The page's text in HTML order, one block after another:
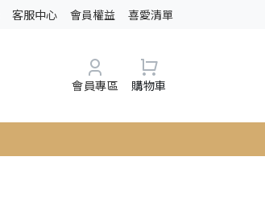
客服中心 會員權益 喜愛清單
會員專區 購物車